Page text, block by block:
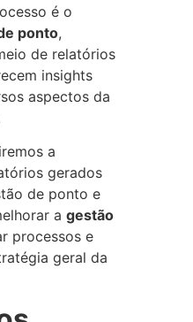
é o
ponto,
de relatórios
insights
aspectos da
a
gerados
de ponto e
a gestão
processos e
geral da